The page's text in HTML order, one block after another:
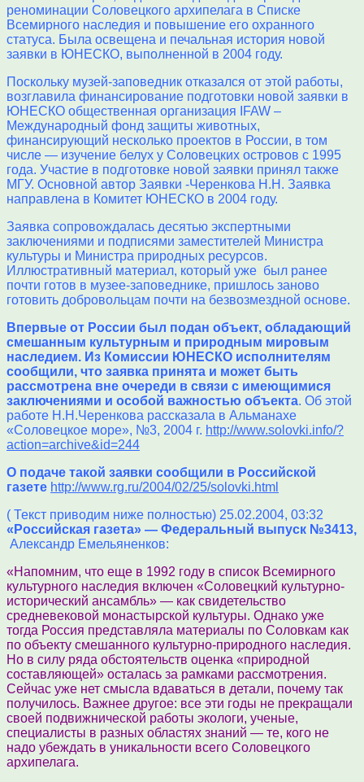
реноминации Соловецкого архипелага в Списке
Всемирного наследия и повышение его охранного
статуса. Была освещена и печальная история новой
заявки в ЮНЕСКО, выполненной в 2004 году.
Поскольку музей-заповедник отказался от этой работы,
возглавила финансирование подготовки новой заявки в
ЮНЕСКО общественная организация IFAW –
Международный фонд защиты животных,
финансирующий несколько проектов в России, в том
числе — изучение белух у Соловецких островов с 1995
года. Участие в подготовке новой заявки принял также
МГУ. Основной автор Заявки -Черенкова Н.Н. Заявка
направлена в Комитет ЮНЕСКО в 2004 году.
Заявка сопровождалась десятью экспертными
заключениями и подписями заместителей Министра
культуры и Министра природных ресурсов.
Иллюстративный материал, который уже был ранее
почти готов в музее-заповеднике, пришлось заново
готовить добровольцам почти на безвозмездной основе.
Впервые от России был подан объект, обладающий
смешанным культурным и природным мировым
наследием. Из Комиссии ЮНЕСКО исполнителям
сообщили, что заявка принята и может быть
рассмотрена вне очереди в связи с имеющимися
заключениями и особой важностью объекта. Об этой
работе Н.Н.Черенкова рассказала в Альманахе
«Соловецкое море», №3, 2004 г. http://www.solovki.info/?
action=archive&id=244
О подаче такой заявки сообщили в Российской
газете http://www.rg.ru/2004/02/25/solovki.html
( Текст приводим ниже полностью) 25.02.2004, 03:32
«Российская газета» — Федеральный выпуск №3413,
Александр Емельяненков:
«Напомним, что еще в 1992 году в список Всемирного
культурного наследия включен «Соловецкий культурно-
исторический ансамбль» — как свидетельство
средневековой монастырской культуры. Однако уже
тогда Россия представляла материалы по Соловкам как
по объекту смешанного культурно-природного наследия.
Но в силу ряда обстоятельств оценка «природной
составляющей» осталась за рамками рассмотрения.
Сейчас уже нет смысла вдаваться в детали, почему так
получилось. Важнее другое: все эти годы не прекращали
своей подвижнической работы экологи, ученые,
специалисты в разных областях знаний — те, кого не
надо убеждать в уникальности всего Соловецкого
архипелага.